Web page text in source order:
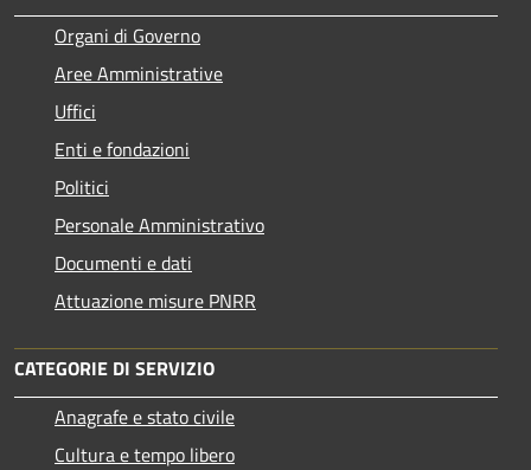
Organi di Governo
Aree Amministrative
Uffici
Enti e fondazioni
Politici
Personale Amministrativo
Documenti e dati
Attuazione misure PNRR
CATEGORIE DI SERVIZIO
Anagrafe e stato civile
Cultura e tempo libero